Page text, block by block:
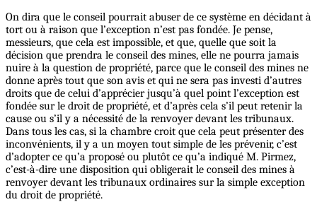
On dira que le conseil pourrait abuser de ce système en décidant à
tort ou à raison que l’exception n’est pas fondée. Je pense,
messieurs, que cela est impossible, et que, quelle que soit la
décision que prendra le conseil des mines, elle ne pourra jamais
nuire à la question de propriété, parce que le conseil des mines ne
donne après tout que son avis et qui ne sera pas investi d’autres
droits que de celui d’apprécier jusqu’à quel point l’exception est
fondée sur le droit de propriété, et d’après cela s’il peut retenir la
cause ou s’il y a nécessité de la renvoyer devant les tribunaux.
Dans tous les cas, si la chambre croit que cela peut présenter des
inconvénients, il y a un moyen tout simple de les prévenir, c’est
d’adopter ce qu’a proposé ou plutôt ce qu’a indiqué M. Pirmez,
c’est-à-dire une disposition qui obligerait le conseil des mines à
renvoyer devant les tribunaux ordinaires sur la simple exception
du droit de propriété.